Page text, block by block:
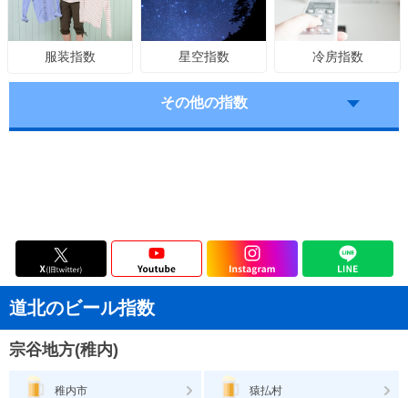
服装指数 星空指数 冷房指数
その他の指数
道北のビール指数
宗谷地方(稚内)
稚内市 猿払村